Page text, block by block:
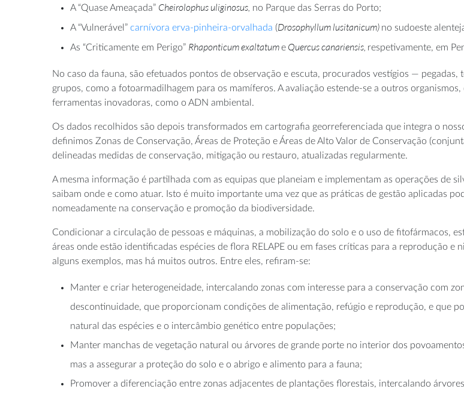
A “Quase Ameaçada” Cheirolophus uliginosus, no Parque das Serras do Porto;
A “Vulnerável” carnívora erva-pinheira-orvalhada (Drosophyllum lusitanicum) no sudoeste
As “Criticamente em Perigo” Rhaponticum exaltatume Quercus canariensis, respetivamente, em
No caso da fauna, são efetuados pontos de observação e escuta, procurados vestígios —
grupos, como a fotoarmadilhagem para os mamíferos. A avaliação estende-se a outros
ferramentas inovadoras, como o ADN ambiental.
Os dados recolhidos são depois transformados em cartografia georreferenciada que integra o
definimos Zonas de Conservação, Áreas de Proteção e Áreas de Alto Valor de Conservação
delineadas medidas de conservação, mitigação ou restauro, atualizadas regularmente.
A mesma informação é partilhada com as equipas que planeiam e implementam as operações de
saibam onde e como atuar. Isto é muito importante uma vez que as práticas de gestão aplicadas
nomeadamente na conservação e promoção da biodiversidade.
Condicionar a circulação de pessoas e máquinas, a mobilização do solo e o uso de fitofármacos,
áreas onde estão identificadas espécies de flora RELAPE ou em fases críticas para a reprodução
alguns exemplos, mas há muitos outros. Entre eles, refiram-se:
Manter e criar heterogeneidade, intercalando zonas com interesse para a conservação com
descontinuidade, que proporcionam condições de alimentação, refúgio e reprodução, e que
natural das espécies e o intercâmbio genético entre populações;
Manter manchas de vegetação natural ou árvores de grande porte no interior dos
mas a assegurar a proteção do solo e o abrigo e alimento para a fauna;
Promover a diferenciação entre zonas adjacentes de plantações florestais, intercalando